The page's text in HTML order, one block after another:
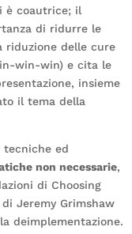
è coautrice; il
di ridurre le
riduzione delle cure
win-win) e cita le
insieme
il tema della
tecniche ed
non necessarie,
di Choosing
Jeremy Grimshaw
deimplementazione.